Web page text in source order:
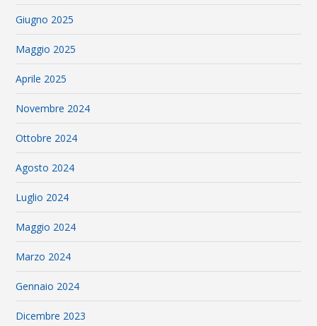
Giugno 2025
Maggio 2025
Aprile 2025
Novembre 2024
Ottobre 2024
Agosto 2024
Luglio 2024
Maggio 2024
Marzo 2024
Gennaio 2024
Dicembre 2023